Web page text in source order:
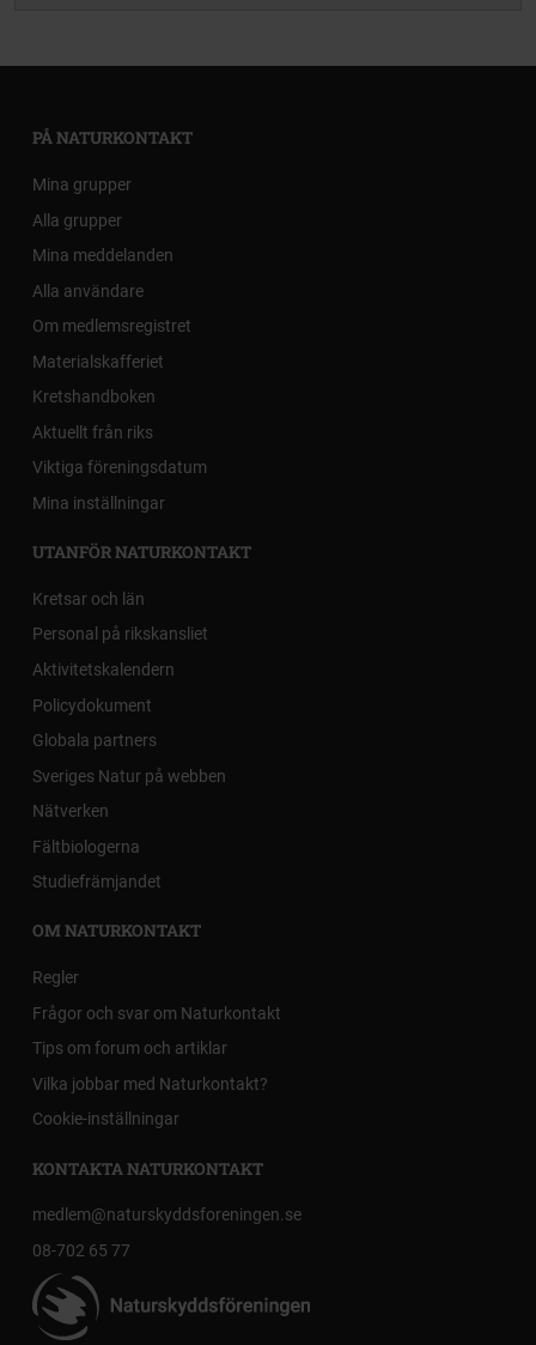
PÅ NATURKONTAKT
Mina grupper
Alla grupper
Mina meddelanden
Alla användare
Om medlemsregistret
Materialskafferiet
Kretshandboken
Aktuellt från riks
Viktiga föreningsdatum
Mina inställningar
UTANFÖR NATURKONTAKT
Kretsar och län
Personal på rikskansliet
Aktivitetskalendern
Policydokument
Globala partners
Sveriges Natur på webben
Nätverken
Fältbiologerna
Studiefrämjandet
OM NATURKONTAKT
Regler
Frågor och svar om Naturkontakt
Tips om forum och artiklar
Vilka jobbar med Naturkontakt?
Cookie-inställningar
KONTAKTA NATURKONTAKT
medlem@naturskyddsforeningen.se
08-702 65 77